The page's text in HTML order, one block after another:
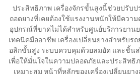
ประสิทธิภาพ เครื่องจักรขั้นสูงนี้ช่วยปรับป
ถอดยางที่เคยต้องใช้แรงงานหนักให้มีควา
อุปกรณ์ที่ขาดไม่ได้สำหรับศูนย์บริการยาน
เทคนิคมืออาชีพ เครื่องเปลี่ยนยางสำหรับร
อลิกขั้นสูง ระบบควบคุมด้วยลมอัด และชิ้น
เพื่อให้มั่นใจในความปลอดภัยและประสิทธิ
เหมาะสม หน้าที่หลักของเครื่องเปลี่ยนยา